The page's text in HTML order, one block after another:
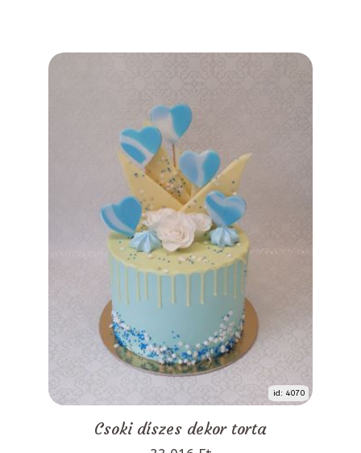
id: 4070
Csoki díszes dekor torta